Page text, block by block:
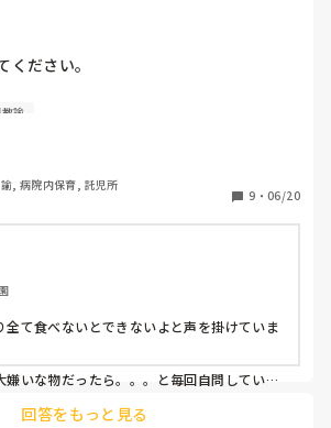
れていて難しいですよね。
が、何事にも客観視できるような
らかが、その先輩と仲がよければ
すもんね。
ださい。
一口でも食べて欲しいという
る事が多くなりましたね。
なか食べない子へ
、汁物しか飲まない、おかずしか食べな
などの状況時）
行っていますか？
諭
, 病院内保育, 託児所
9 ・ 06/20
全て食べないとできないよと声を掛けていま
嫌いな物だったら。。。と毎回自問していま
し、食べませんよね。。子どもなら食べない
回答をもっと見る